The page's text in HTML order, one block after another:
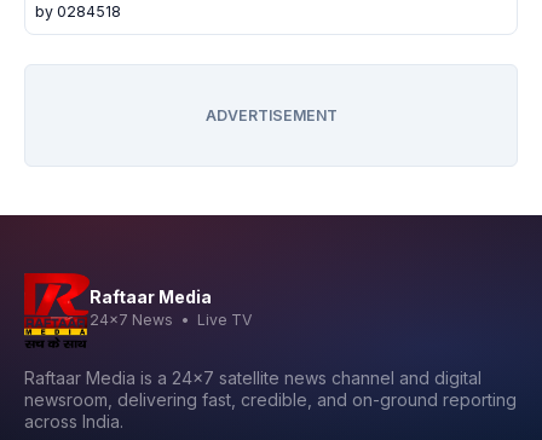
by 0284518
ADVERTISEMENT
Raftaar Media
24x7 News • Live TV
Raftaar Media is a 24x7 satellite news channel and digital
newsroom, delivering fast, credible, and on-ground reporting
across India.